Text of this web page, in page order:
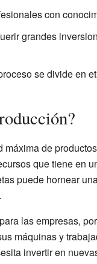
con
grandes
se divide en
de
que tiene en
puede hornear
las empresas,
máquinas y
invertir en